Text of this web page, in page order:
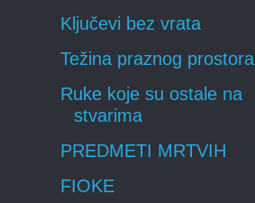
Ključevi bez vrata
Težina praznog prostora
Ruke koje su ostale na
stvarima
PREDMETI MRTVIH
FIOKE